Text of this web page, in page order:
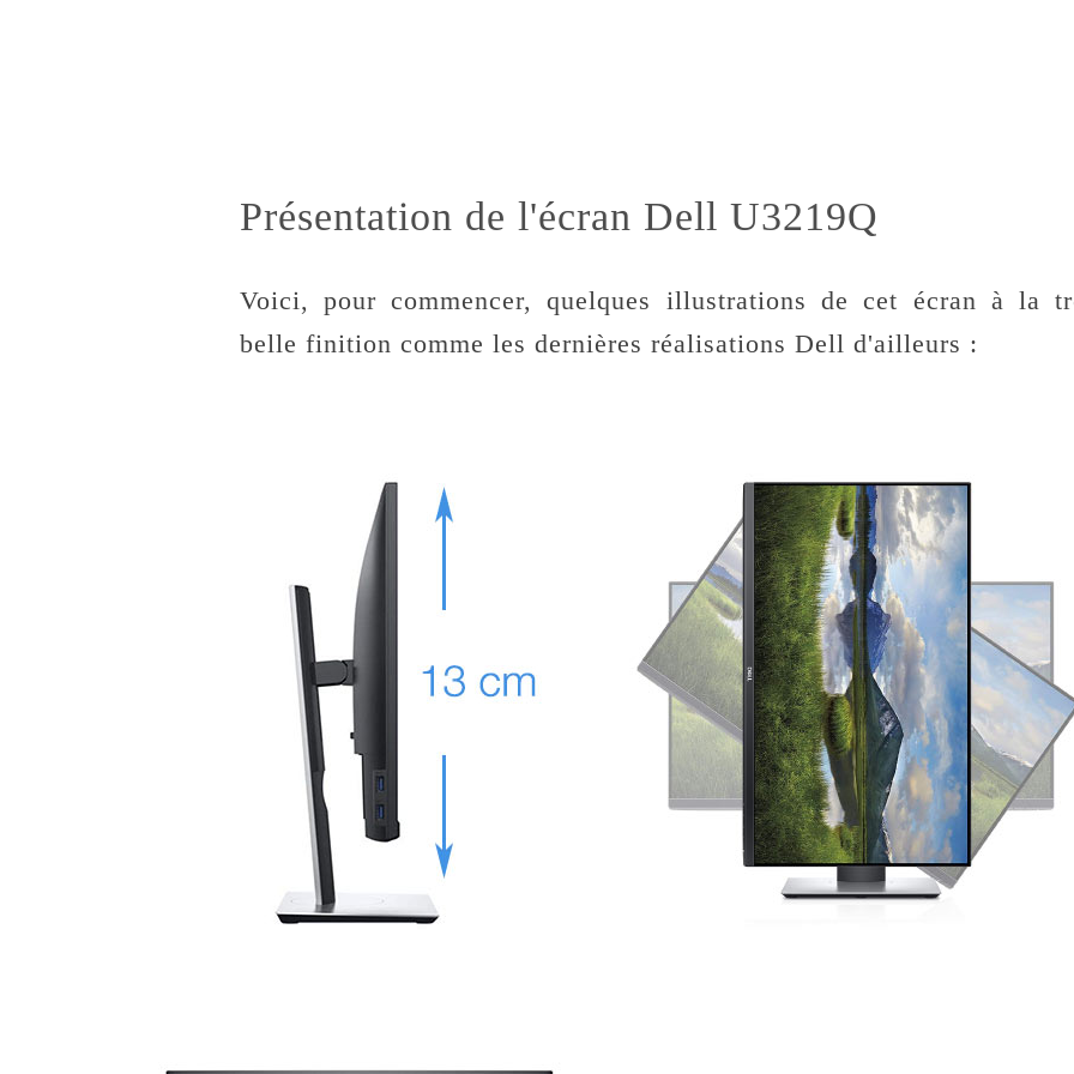
Présentation de l'écran Dell U3219Q
Voici, pour commencer, quelques illustrations de cet écran à la
belle finition comme les dernières réalisations Dell d'ailleurs :